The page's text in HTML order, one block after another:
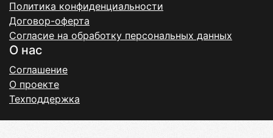
Политика конфиденциальности
Договор-оферта
Согласие на обработку персональных данных
О нас
Соглашение
О проекте
Техподдержка